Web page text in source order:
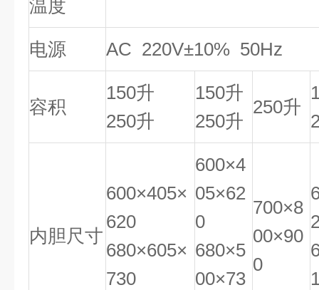
温度
电源 AC 220V±10% 50Hz
容积
150升
250升
150升
250升
250升
内胆尺寸
600×405×
620
680×605×
730
600×4
05×62
0
680×5
00×73
700×8
00×90
0